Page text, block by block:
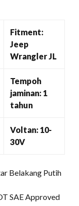
Fitment:
Jeep
Wrangler JL
Tempoh
jaminan: 1
tahun
Voltan: 10-
30V